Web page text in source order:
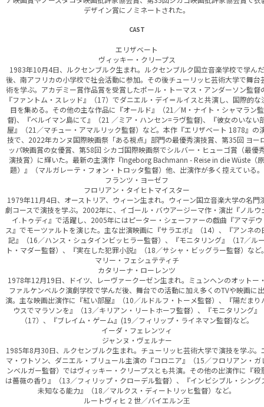
デザイン賞にノミネートされた。
CAST
エリザベート
ヴィッキー・クリープス
1983年10月4日、ルクセンブルク生まれ。ルクセンブルク国立音楽学校で学んだ
後、南アフリカの小学校で社会活動に参加。その後チューリッヒ芸術大学で舞台
術を学ぶ。アカデミー賞作品賞を受賞したポール・トーマス・アンダーソン監督
『ファントム・スレッド』（17）でダニエル・デイ＝ルイスと共演し、国際的な
目を集める。その他の主な作品に『オールド』（21／M・ナイト・シャマラン監
督)、『ベルイマン島にて』（21 ／ミア・ハンセン=ラヴ監督)、『彼女のいない
屋』（21／マチュー・アマルリック監督）など。本作『エリザベート 1878』の
技で、2022年カンヌ国際映画祭「ある視点」部門の最優秀演技賞、第35回 ヨー
ッパ映画賞の女優賞、第58回 シカゴ国際映画祭でシルバー・ヒューゴ賞（最優
演技賞）に輝いた。最新の主演作『Ingeborg Bachmann - Reise in die Wüste（原
題）』（マルガレーテ・フォン・トロッタ監督）他、出演作が多く控えている。
フランツ・ヨーゼフ
フロリアン・タイヒトマイスター
1979年11月4日、オーストリア、ウィーン生まれ。ウィーン国立音楽大学の名門
劇コースで演技を学ぶ。2002年に、イゴール・バウアージーマ作・演出『ノルウ
イ.トゥディ』で活躍し、2005年にはピーター・シェーファーの戯曲『アマデウ
ス』でモーツァルトを演じた。主な出演映画に『サラエボ』（14）、『アンネの
記』（16／ハンス・シュタインビッヒラー監督）、『モニタリング』（17／ル
ト・マダー監督）、『実在した犯罪小説』（18／サシャ・ビッグラー監督）など
マリー・フェシュテティチ
カタリーナ・ローレンツ
1978年12月19日、ドイツ、レーヴァークーゼン生まれ。ミュンヘンのオットー
ファルケンベルク演劇学校で学んだ後、舞台での活動に加え多くのTVや映画に出
演。主な映画出演作に『紅い部屋』（10／ルドルフ・トーメ監督）、『陽だまり
ウスでマラソンを』（13／キリアン・リートホーフ監督）、『モニタリング』
（17）、『ブレイム・ゲーム』(19／フィリップ・ライネマン監督)など。
イーダ・フェレンツィ
ジャンヌ・ヴェルナー
1985年8月30日、ルクセンブルク生まれ。チューリッヒ芸術大学で演技を学ぶ。
マ・ワトソン、ダニエル・ブリュール主演の『コロニア』（15／フロリアン・ガ
ンベルガー監督）ではヴィッキー・クリープスとも共演。その他の出演作に『殺
は薔薇の香り』（13／フィリップ・クローデル監督）、『インビシブル・シング
未知なる能力』（18／マルクス・ディートリッヒ監督）など。
ルートヴィヒ 2 世／バイエルン王